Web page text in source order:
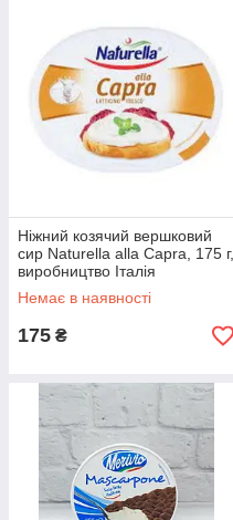
Ніжний козячий вершковий
сир Naturella alla Capra, 175 г,
виробництво Італія
Немає в наявності
175 ₴